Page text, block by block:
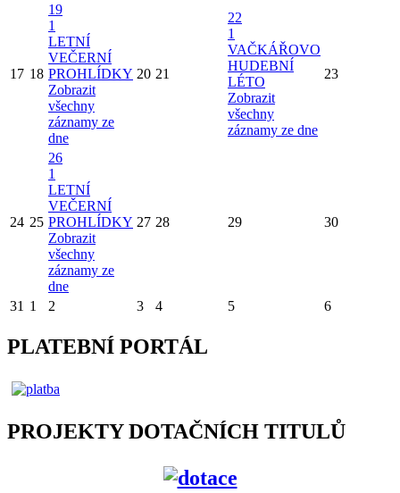
17 18
19
1
LETNÍ
VEČERNÍ
PROHLÍDKY
Zobrazit
všechny
záznamy ze
dne
20 21
22
1
VAČKÁŘOVO
HUDEBNÍ
LÉTO
Zobrazit
všechny
záznamy ze dne
23
24 25
26
1
LETNÍ
VEČERNÍ
PROHLÍDKY
Zobrazit
všechny
záznamy ze
dne
27 28 29 30
31 1 2 3 4 5 6
PLATEBNÍ PORTÁL
PROJEKTY DOTAČNÍCH TITULŮ